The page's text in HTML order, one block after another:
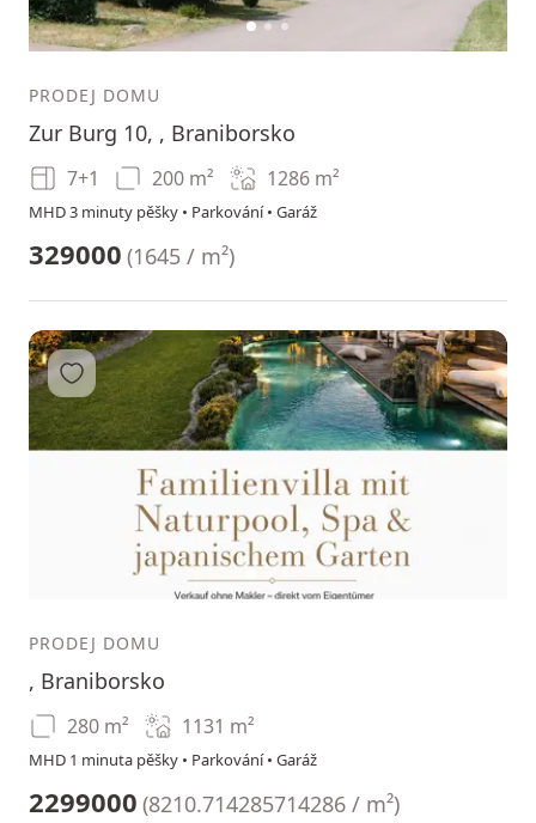
12 3
PRODEJ DOMU
Zur Burg 10, , Braniborsko
7+1 200 m² 1286 m²
MHD 3 minuty pěšky • Parkování • Garáž
329000 (1645 / m²)
12 3
Přidat do oblíbených
PRODEJ DOMU
, Braniborsko
280 m² 1131 m²
MHD 1 minuta pěšky • Parkování • Garáž
2299000 (8210.714285714286 / m²)